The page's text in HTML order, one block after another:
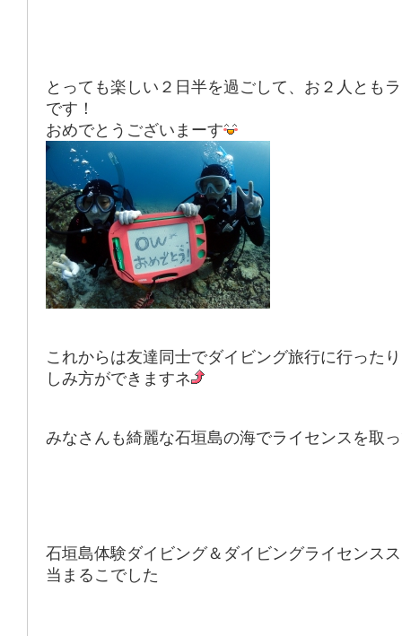
とっても楽しい２日半を過ごして、お２人とも
です！
おめでとうございまーす
これからは友達同士でダイビング旅行に行った
しみ方ができますネ
みなさんも綺麗な石垣島の海でライセンスを取
石垣島体験ダイビング＆ダイビングライセンス
当まるこでした